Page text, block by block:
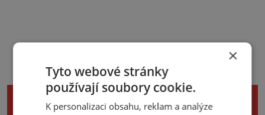
NENECHTE SI UJÍT DALŠÍ ZAJÍMAVÉ
ČLÁNKY
×
Tyto webové stránky
používají soubory cookie.
K personalizaci obsahu, reklam a analýze